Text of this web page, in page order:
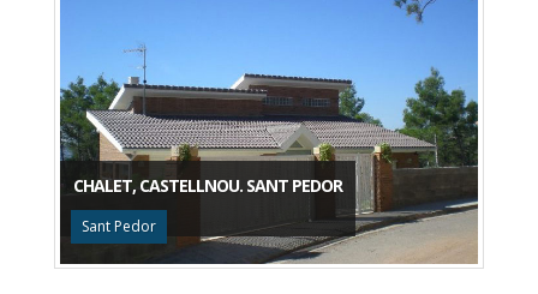
CHALET, CASTELLNOU. SANT PEDOR
Sant Pedor